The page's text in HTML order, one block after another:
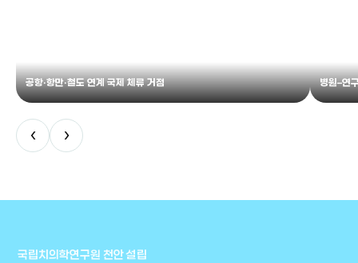
공항·항만·철도 연계 국제 체류 거점 병원–연
‹ ›
국립치의학연구원 천안 설립